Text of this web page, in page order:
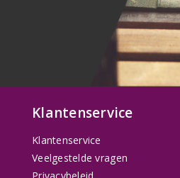
Klantenservice
Klantenservice
Veelgestelde vragen